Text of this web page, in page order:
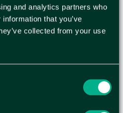
and analytics partners who
that you’ve
collected from your use
bänkar, bord etc.
och olika typer av
inom hälso-, sjuk
och barnomsorg